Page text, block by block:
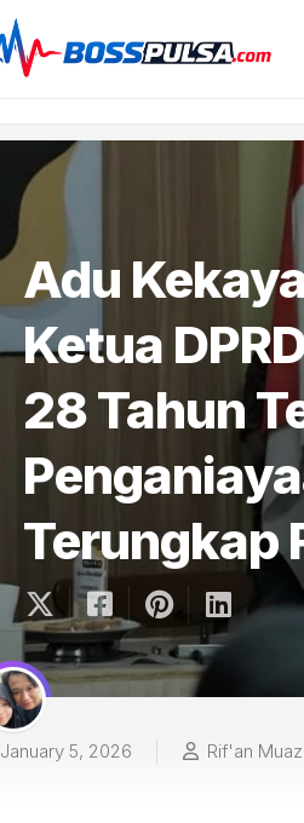
Adu
Ketua
28 Tahun
Terungkap
January 5, 2026 Rif'an